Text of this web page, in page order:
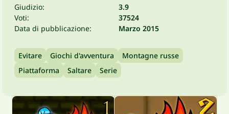
Giudizio:
3.9
Voti:
37524
Data di pubblicazione:
Marzo 2015
Evitare Giochi d'avventura
Montagne russe
Piattaforma
Saltare Serie